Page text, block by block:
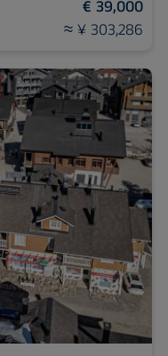
€ 39,000
≈ ¥ 303,286